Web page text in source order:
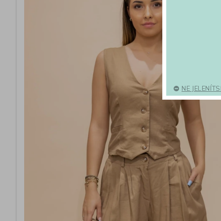
NE